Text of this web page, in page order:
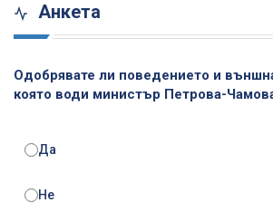
Анкета
Одобрявате ли поведението и
която води министър Петрова-
Да
Не